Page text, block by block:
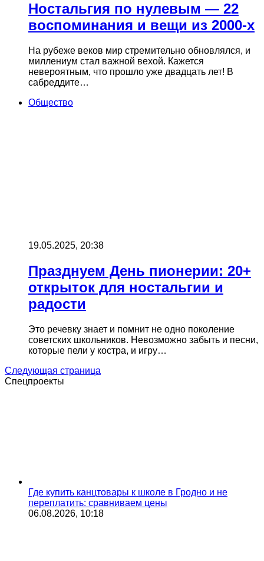
Ностальгия по нулевым — 22
воспоминания и вещи из 2000-х
На рубеже веков мир стремительно обновлялся, и
миллениум стал важной вехой. Кажется
невероятным, что прошло уже двадцать лет! В
сабреддите…
Общество
19.05.2025, 20:38
Празднуем День пионерии: 20+
открыток для ностальгии и
радости
Это речевку знает и помнит не одно поколение
советских школьников. Невозможно забыть и песни,
которые пели у костра, и игру…
Следующая страница
Спецпроекты
Где купить канцтовары к школе в Гродно и не
переплатить: сравниваем цены
06.08.2026, 10:18